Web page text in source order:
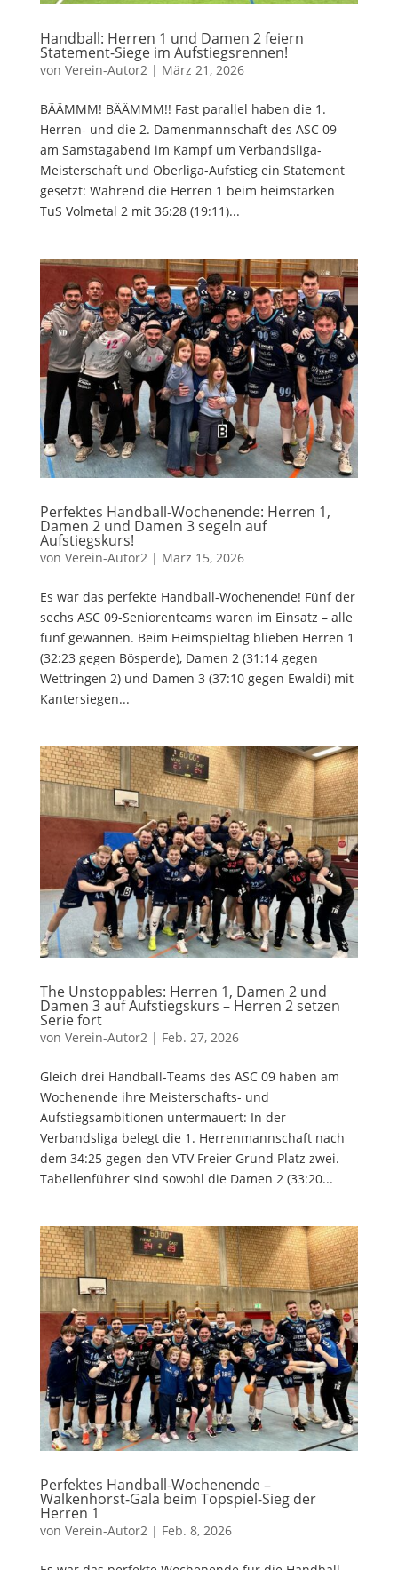
Handball: Herren 1 und Damen 2 feiern
Statement-Siege im Aufstiegsrennen!
von Verein-Autor2| März 21, 2026
BÄÄMMM! BÄÄMMM!! Fast parallel haben die 1.
Herren- und die 2. Damenmannschaft des ASC 09
am Samstagabend im Kampf um Verbandsliga-
Meisterschaft und Oberliga-Aufstieg ein Statement
gesetzt: Während die Herren 1 beim heimstarken
TuS Volmetal 2 mit 36:28 (19:11)...
Perfektes Handball-Wochenende: Herren 1,
Damen 2 und Damen 3 segeln auf
Aufstiegskurs!
von Verein-Autor2| März 15, 2026
Es war das perfekte Handball-Wochenende! Fünf der
sechs ASC 09-Seniorenteams waren im Einsatz – alle
fünf gewannen. Beim Heimspieltag blieben Herren 1
(32:23 gegen Bösperde), Damen 2 (31:14 gegen
Wettringen 2) und Damen 3 (37:10 gegen Ewaldi) mit
Kantersiegen...
The Unstoppables: Herren 1, Damen 2 und
Damen 3 auf Aufstiegskurs – Herren 2 setzen
Serie fort
von Verein-Autor2| Feb. 27, 2026
Gleich drei Handball-Teams des ASC 09 haben am
Wochenende ihre Meisterschafts- und
Aufstiegsambitionen untermauert: In der
Verbandsliga belegt die 1. Herrenmannschaft nach
dem 34:25 gegen den VTV Freier Grund Platz zwei.
Tabellenführer sind sowohl die Damen 2 (33:20...
Perfektes Handball-Wochenende –
Walkenhorst-Gala beim Topspiel-Sieg der
Herren 1
von Verein-Autor2| Feb. 8, 2026